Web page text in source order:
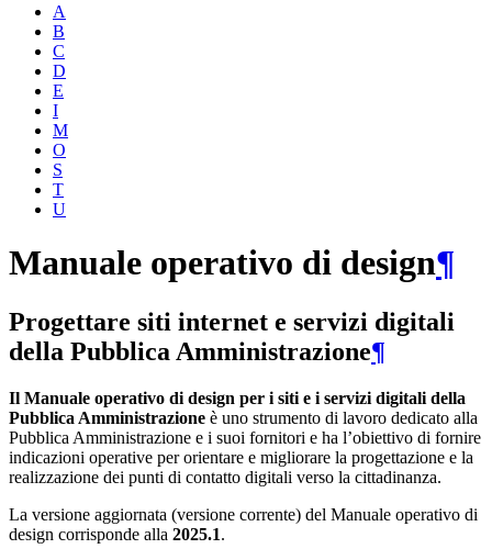
A
B
C
D
E
I
M
O
S
T
U
Manuale operativo di design¶
Progettare siti internet e servizi digitali
della Pubblica Amministrazione¶
Il Manuale operativo di design per i siti e i servizi digitali della
Pubblica Amministrazione è uno strumento di lavoro dedicato alla
Pubblica Amministrazione e i suoi fornitori e ha l’obiettivo di fornire
indicazioni operative per orientare e migliorare la progettazione e la
realizzazione dei punti di contatto digitali verso la cittadinanza.
La versione aggiornata (versione corrente) del Manuale operativo di
design corrisponde alla 2025.1.